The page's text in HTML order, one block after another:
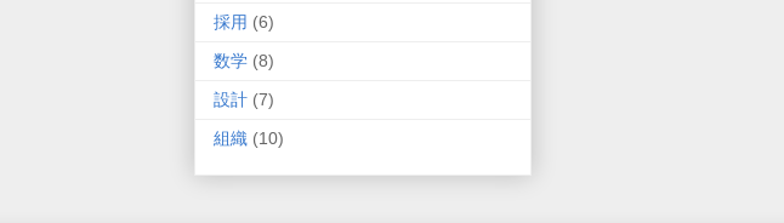
採用 (6)
数学 (8)
設計 (7)
組織 (10)